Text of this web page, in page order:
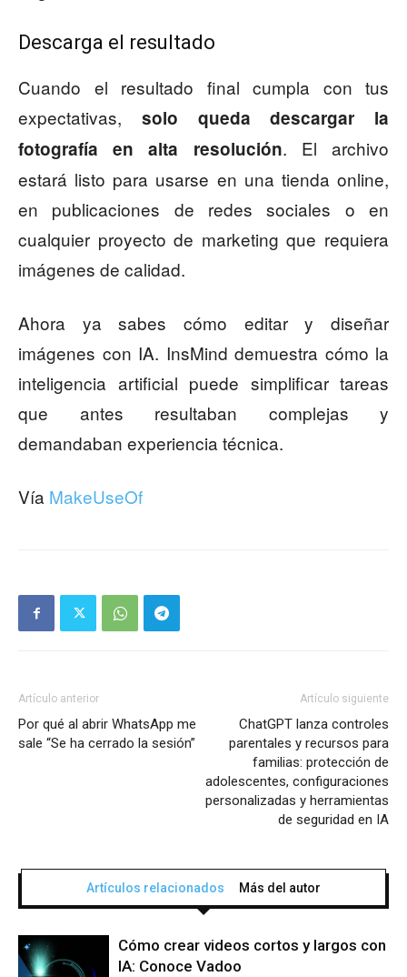
Descarga el resultado
Cuando el resultado final cumpla con tus
expectativas, solo queda descargar la
fotografía en alta resolución. El archivo
estará listo para usarse en una tienda online,
en publicaciones de redes sociales o en
cualquier proyecto de marketing que requiera
imágenes de calidad.
Ahora ya sabes cómo editar y diseñar
imágenes con IA. InsMind demuestra cómo la
inteligencia artificial puede simplificar tareas
que antes resultaban complejas y
demandaban experiencia técnica.
Vía MakeUseOf
Artículo anterior
Por qué al abrir WhatsApp me
sale “Se ha cerrado la sesión”
Artículo siguiente
ChatGPT lanza controles
parentales y recursos para
familias: protección de
adolescentes, configuraciones
personalizadas y herramientas
de seguridad en IA
Artículos relacionados Más del autor
Cómo crear videos cortos y largos con
IA: Conoce Vadoo